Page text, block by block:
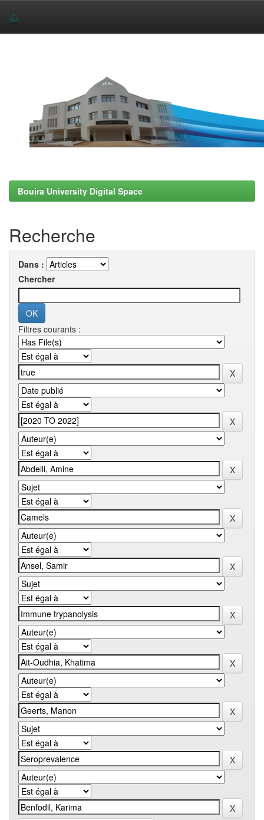
Bouira University Digital Space
Recherche
Dans :
Chercher
Filtres courants :